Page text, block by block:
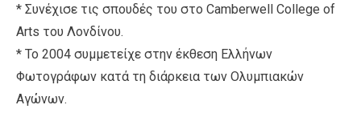
* Συνέχισε τις σπουδές του στο Camberwell College of
Arts του Λονδίνου.
* Το 2004 συμμετείχε στην έκθεση Ελλήνων
Φωτογράφων κατά τη διάρκεια των Ολυμπιακών
Αγώνων.